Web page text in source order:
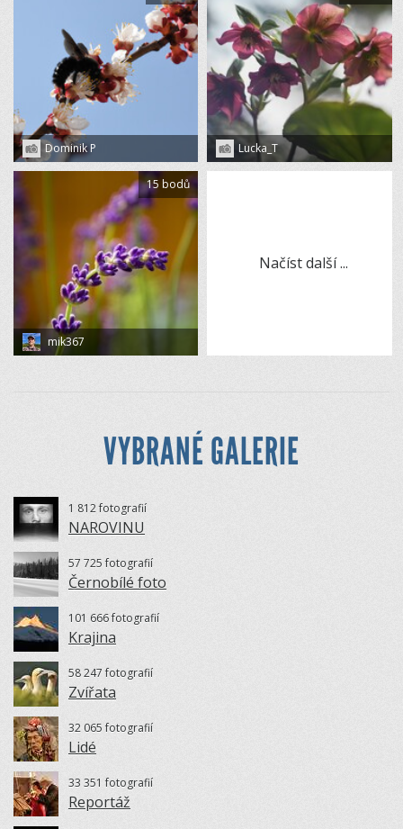
Dominik P Lucka_T
mik367
15 bodů
Načíst další ...
VYBRANÉ GALERIE
1 812 fotografií
NAROVINU
57 725 fotografií
Černobílé foto
101 666 fotografií
Krajina
58 247 fotografií
Zvířata
32 065 fotografií
Lidé
33 351 fotografií
Reportáž